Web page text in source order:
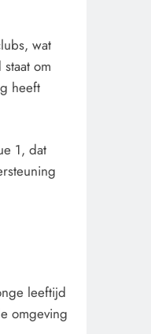
wat
om
heeft
1, dat
leeftijd
omgeving